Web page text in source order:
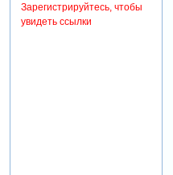
Зарегистрируйтесь, чтобы
увидеть ссылки